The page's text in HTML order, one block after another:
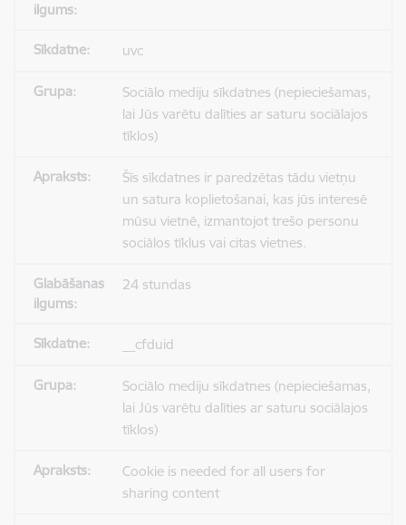
uvc
Sociālo mediju sīkdatnes (nepieciešamas,
lai Jūs varētu dalīties ar saturu sociālajos
tīklos)
Šīs sīkdatnes ir paredzētas tādu vietņu
un satura koplietošanai, kas jūs interesē
mūsu vietnē, izmantojot trešo personu
sociālos tīklus vai citas vietnes.
24 stundas
__cfduid
Sociālo mediju sīkdatnes (nepieciešamas,
lai Jūs varētu dalīties ar saturu sociālajos
tīklos)
Cookie is needed for all users for
sharing content